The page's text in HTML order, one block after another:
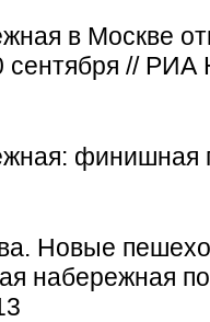
в Москве
сентября //
финишная
Новые
набережная